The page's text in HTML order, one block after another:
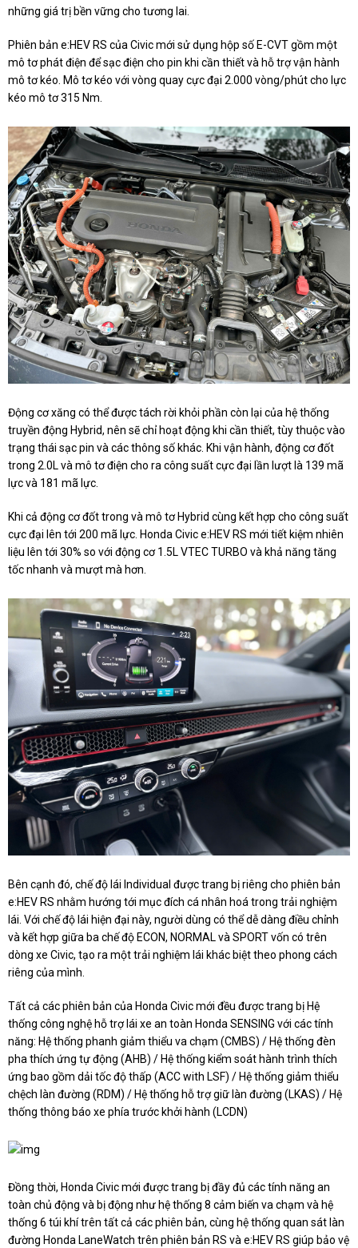
những giá trị bền vững cho tương lai.
Phiên bản e:HEV RS của Civic mới sử dụng hộp số E-CVT gồm một
mô tơ phát điện để sạc điện cho pin khi cần thiết và hỗ trợ vận hành
mô tơ kéo. Mô tơ kéo với vòng quay cực đại 2.000 vòng/phút cho lực
kéo mô tơ 315 Nm.
Động cơ xăng có thể được tách rời khỏi phần còn lại của hệ thống
truyền động Hybrid, nên sẽ chỉ hoạt động khi cần thiết, tùy thuộc vào
trạng thái sạc pin và các thông số khác. Khi vận hành, động cơ đốt
trong 2.0L và mô tơ điện cho ra công suất cực đại lần lượt là 139 mã
lực và 181 mã lực.
Khi cả động cơ đốt trong và mô tơ Hybrid cùng kết hợp cho công suất
cực đại lên tới 200 mã lực. Honda Civic e:HEV RS mới tiết kiệm nhiên
liệu lên tới 30% so với động cơ 1.5L VTEC TURBO và khả năng tăng
tốc nhanh và mượt mà hơn.
Bên cạnh đó, chế độ lái Individual được trang bị riêng cho phiên bản
e:HEV RS nhằm hướng tới mục đích cá nhân hoá trong trải nghiệm
lái. Với chế độ lái hiện đại này, người dùng có thể dễ dàng điều chỉnh
và kết hợp giữa ba chế độ ECON, NORMAL và SPORT vốn có trên
dòng xe Civic, tạo ra một trải nghiệm lái khác biệt theo phong cách
riêng của mình.
Tất cả các phiên bản của Honda Civic mới đều được trang bị Hệ
thống công nghệ hỗ trợ lái xe an toàn Honda SENSING với các tính
năng: Hệ thống phanh giảm thiểu va chạm (CMBS) / Hệ thống đèn
pha thích ứng tự động (AHB) / Hệ thống kiểm soát hành trình thích
ứng bao gồm dải tốc độ thấp (ACC with LSF) / Hệ thống giảm thiểu
chệch làn đường (RDM) / Hệ thống hỗ trợ giữ làn đường (LKAS) / Hệ
thống thông báo xe phía trước khởi hành (LCDN)
Đồng thời, Honda Civic mới được trang bị đầy đủ các tính năng an
toàn chủ động và bị động như hệ thống 8 cảm biến va chạm và hệ
thống 6 túi khí trên tất cả các phiên bản, cùng hệ thống quan sát làn
đường Honda LaneWatch trên phiên bản RS và e:HEV RS giúp bảo vệ